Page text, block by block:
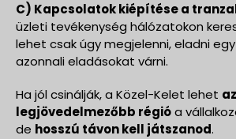
C) Kapcsolatok kiépítése a
üzleti tevékenység hálózatokon
lehet csak úgy megjelenni, eladni
azonnali eladásokat várni.
Ha jól csinálják, a Közel-Kelet lehet
legjövedelmezőbb régióa
de hosszú távon kell játszanod.